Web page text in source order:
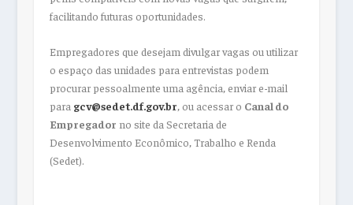
facilitando futuras oportunidades.
Empregadores que desejam divulgar vagas ou utilizar
o espaço das unidades para entrevistas podem
procurar pessoalmente uma agência, enviar e-mail
para gcv@sedet.df.gov.br, ou acessar o Canal do
Empregador no site da Secretaria de
Desenvolvimento Econômico, Trabalho e Renda
(Sedet).